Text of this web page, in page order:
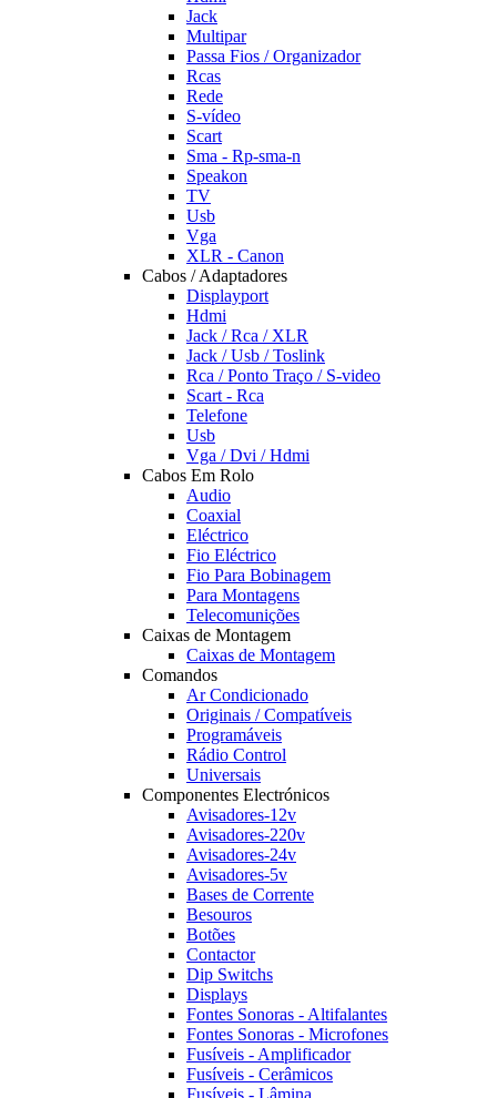
Jack
Multipar
Passa Fios / Organizador
Rcas
Rede
S-vídeo
Scart
Sma - Rp-sma-n
Speakon
TV
Usb
Vga
XLR - Canon
Cabos / Adaptadores
Displayport
Hdmi
Jack / Rca / XLR
Jack / Usb / Toslink
Rca / Ponto Traço / S-video
Scart - Rca
Telefone
Usb
Vga / Dvi / Hdmi
Cabos Em Rolo
Audio
Coaxial
Eléctrico
Fio Eléctrico
Fio Para Bobinagem
Para Montagens
Telecomunições
Caixas de Montagem
Caixas de Montagem
Comandos
Ar Condicionado
Originais / Compatíveis
Programáveis
Rádio Control
Universais
Componentes Electrónicos
Avisadores-12v
Avisadores-220v
Avisadores-24v
Avisadores-5v
Bases de Corrente
Besouros
Botões
Contactor
Dip Switchs
Displays
Fontes Sonoras - Altifalantes
Fontes Sonoras - Microfones
Fusíveis - Amplificador
Fusíveis - Cerâmicos
Fusíveis - Lâmina